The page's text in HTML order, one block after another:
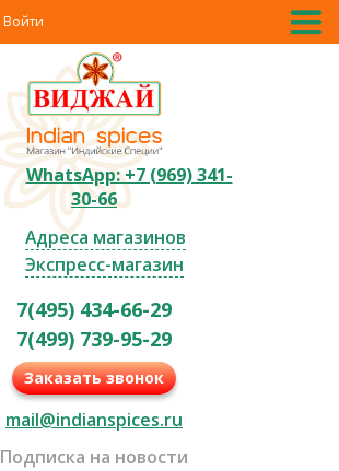
Войти
WhatsApp: +7 (969) 341-
30-66
Адреса магазинов
Экспресс-магазин
7(495) 434-66-29
7(499) 739-95-29
Заказать звонок
mail@indianspices.ru
Подписка на новости